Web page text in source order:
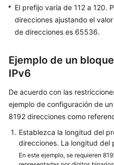
frecuentes
sobre
imágenes
Referencia
Actualmente,
El prefijo varía de 112 a 120.
direcciones ajustando el
de direcciones es 65536.
Ejemplo de un
IPv6
De acuerdo con las
ejemplo de configuración de
8192 direcciones como
Establezca la longitud del
direcciones. La longitud del
En este ejemplo, se requieren